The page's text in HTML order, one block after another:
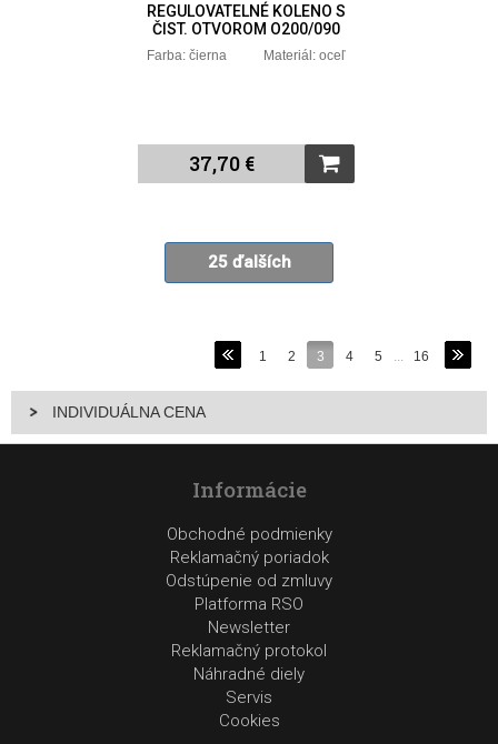
REGULOVATELNÉ KOLENO S
ČIST. OTVOROM O200/090
Farba: čierna Materiál: oceľ
37,70 €
25 ďalších
1 2 3 4 5 16
INDIVIDUÁLNA CENA
Informácie
Obchodné podmienky
Reklamačný poriadok
Odstúpenie od zmluvy
Platforma RSO
Newsletter
Reklamačný protokol
Náhradné diely
Servis
Cookies